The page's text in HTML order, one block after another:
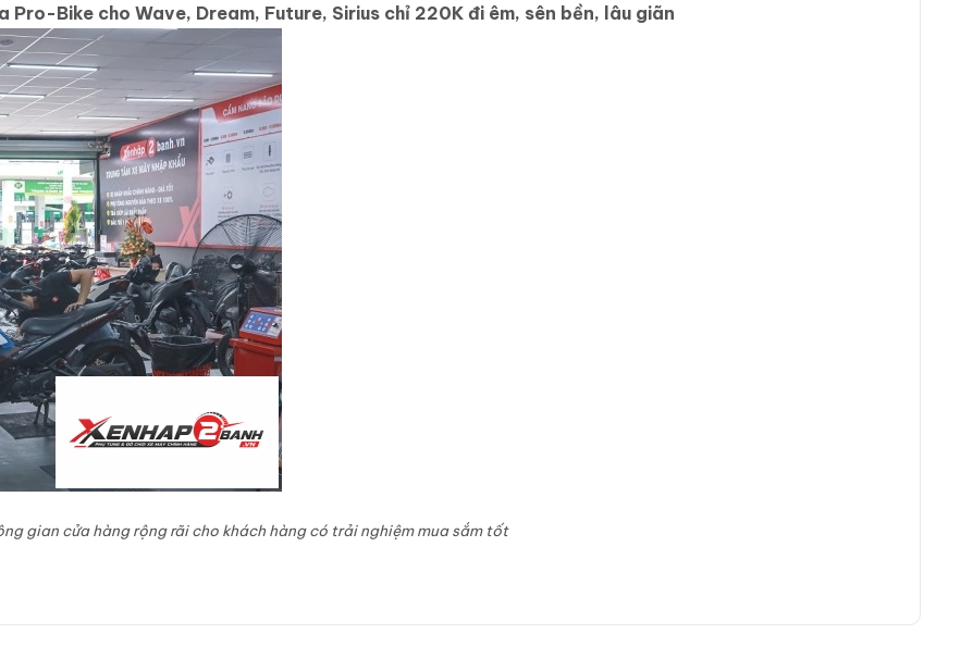
Pro-Bike cho Wave, Dream, Future, Sirius chỉ 220K đi êm, sên bền, lâu giãn
gian cửa hàng rộng rãi cho khách hàng có trải nghiệm mua sắm tốt